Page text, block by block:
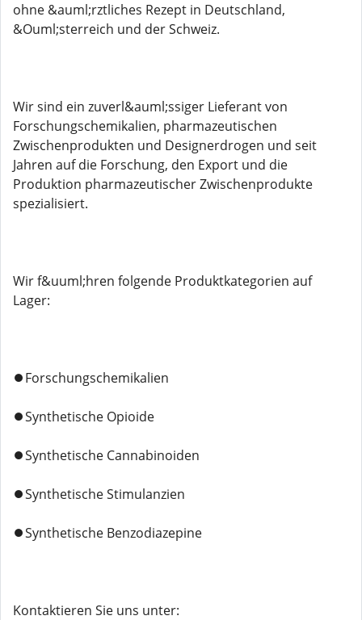
ohne &auml;rztliches Rezept in Deutschland,
&Ouml;sterreich und der Schweiz.
Wir sind ein zuverl&auml;ssiger Lieferant von
Forschungschemikalien, pharmazeutischen
Zwischenprodukten und Designerdrogen und seit
Jahren auf die Forschung, den Export und die
Produktion pharmazeutischer Zwischenprodukte
spezialisiert.
Wir f&uuml;hren folgende Produktkategorien auf
Lager:
⏺️Forschungschemikalien
⏺️Synthetische Opioide
⏺️Synthetische Cannabinoiden
⏺️Synthetische Stimulanzien
⏺️Synthetische Benzodiazepine
Kontaktieren Sie uns unter: